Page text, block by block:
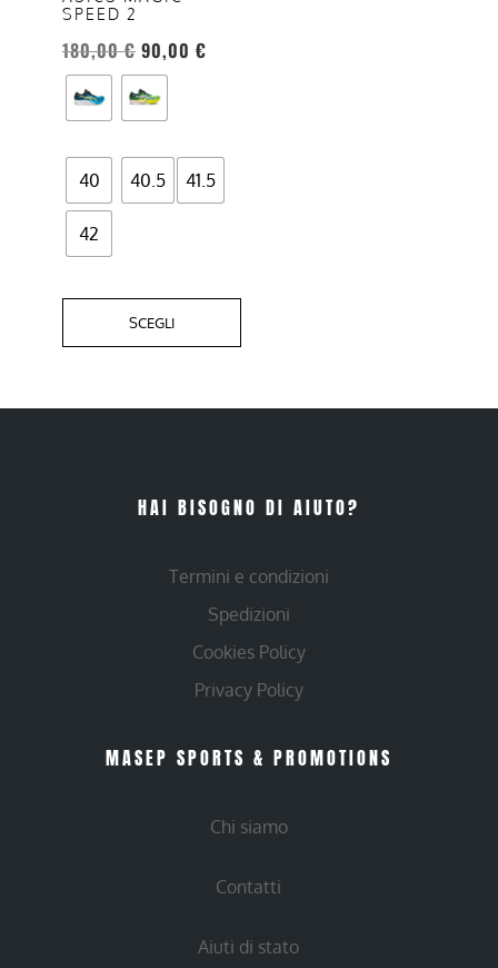
SPEED 2
180,00€ 90,00 €
40 40.5 41.5
42
SCEGLI
possono
essere
scelte
nella
del
prodotto
HAI BISOGNO DI AIUTO?
Termini e condizioni
Spedizioni
Cookies Policy
Privacy Policy
MASEP SPORTS & PROMOTIONS
Chi siamo
Contatti
Aiuti di stato